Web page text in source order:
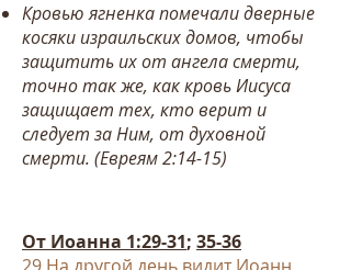
Кровью ягненка помечали дверные
косяки израильских домов, чтобы
защитить их от ангела смерти,
точно так же, как кровь Иисуса
защищает тех, кто верит и
следует за Ним, от духовной
смерти. (Евреям 2:14-15)
От Иоанна 1:29-31; 35-36